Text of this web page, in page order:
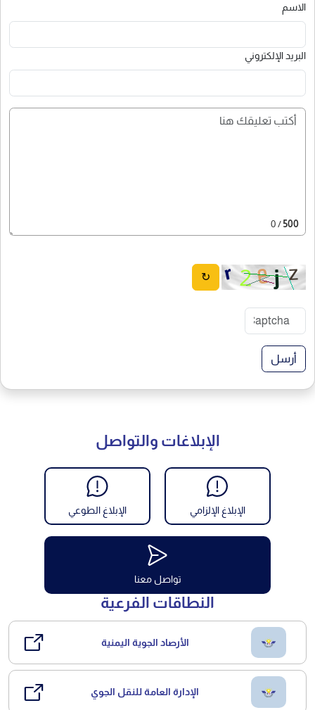
الاسم
البريد الإلكتروني
500
/ 0
↻
أرسل
الإبلاغات والتواصل
الإبلاغ الإلزامي الإبلاغ الطوعي
تواصل معنا
النطاقات الفرعية
الأرصاد الجوية اليمنية
الإدارة العامة للنقل الجوي